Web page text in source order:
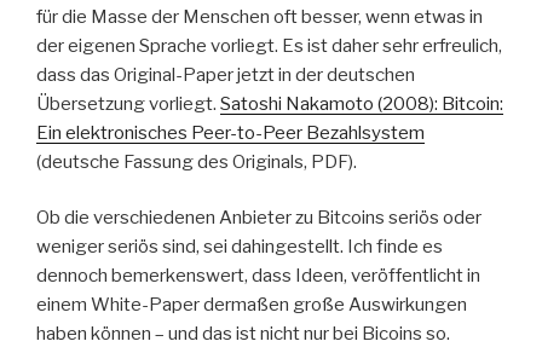
für die Masse der Menschen oft besser, wenn etwas in
der eigenen Sprache vorliegt. Es ist daher sehr erfreulich,
dass das Original-Paper jetzt in der deutschen
Übersetzung vorliegt. Satoshi Nakamoto (2008): Bitcoin:
Ein elektronisches Peer-to-Peer Bezahlsystem
(deutsche Fassung des Originals, PDF).
Ob die verschiedenen Anbieter zu Bitcoins seriös oder
weniger seriös sind, sei dahingestellt. Ich finde es
dennoch bemerkenswert, dass Ideen, veröffentlicht in
einem White-Paper dermaßen große Auswirkungen
haben können – und das ist nicht nur bei Bicoins so.